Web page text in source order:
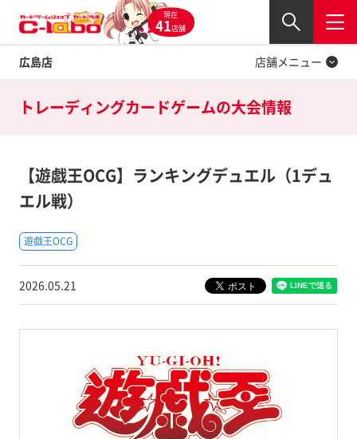
現在
41店舗
広島店
閉じる
店舗メニュー
Twitter
トレーディングカードゲームの大会情報
【遊戯王OCG】ランキングデュエル（1デュ
エル戦）
遊戯王OCG
2026.05.21